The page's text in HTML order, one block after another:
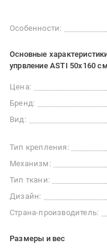
Особенности:
Основные
упрвление ASTI 50x160
Цена:
Бренд:
Вид:
Тип крепления:
Механизм:
Тип ткани:
Дизайн:
Страна-производитель:
Размеры и вес